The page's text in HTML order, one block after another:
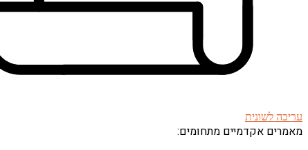
עריכה לשונית
מאמרים אקדמיים מתחומים: